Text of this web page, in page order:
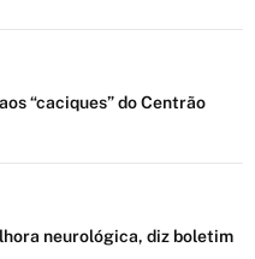
“caciques” do Centrão
neurológica, diz boletim